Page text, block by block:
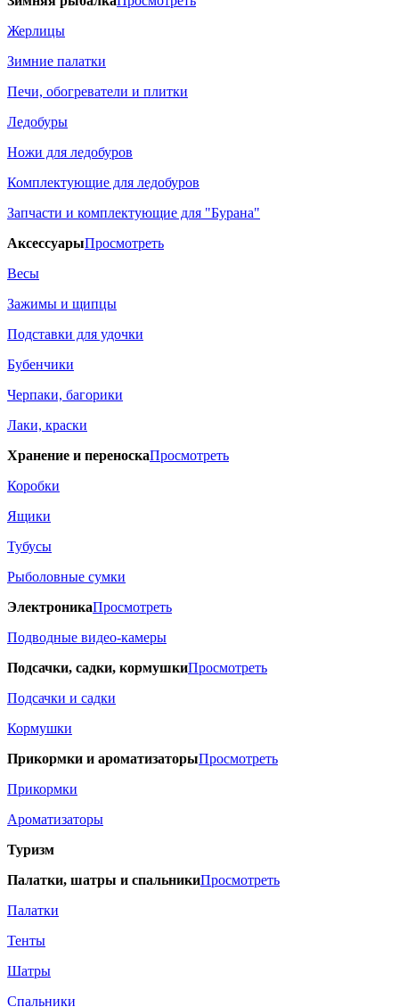
Жерлицы
Зимние палатки
Печи, обогреватели и плитки
Ледобуры
Ножи для ледобуров
Комплектующие для ледобуров
Запчасти и комплектующие для "Бурана"
АксессуарыПросмотреть
Весы
Зажимы и щипцы
Подставки для удочки
Бубенчики
Черпаки, багорики
Лаки, краски
Хранение и переноскаПросмотреть
Коробки
Ящики
Тубусы
Рыболовные сумки
ЭлектроникаПросмотреть
Подводные видео-камеры
Подсачки, садки, кормушкиПросмотреть
Подсачки и садки
Кормушки
Прикормки и ароматизаторыПросмотреть
Прикормки
Ароматизаторы
Туризм
Палатки, шатры и спальникиПросмотреть
Палатки
Тенты
Шатры
Спальники